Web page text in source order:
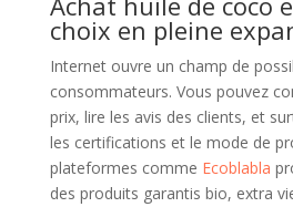
choix en pleine
Internet ouvre un champ de
consommateurs. Vous pouvez
prix, lire les avis des clients, et
les certifications et le mode de
plateformes comme Ecoblabla
des produits garantis bio, extra